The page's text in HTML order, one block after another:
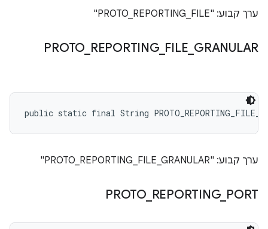
ערך קבוע: "PROTO_REPORTING_FILE"
PROTO REPORTING_ FILE GRANULAR
public static final String
ערך קבוע: "PROTO_REPORTING_FILE_GRANULAR"
PROTO_ REPORTING_ PORT